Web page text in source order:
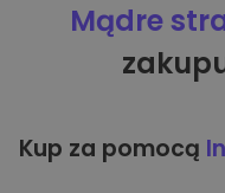
Mądre
Kup za pomocą